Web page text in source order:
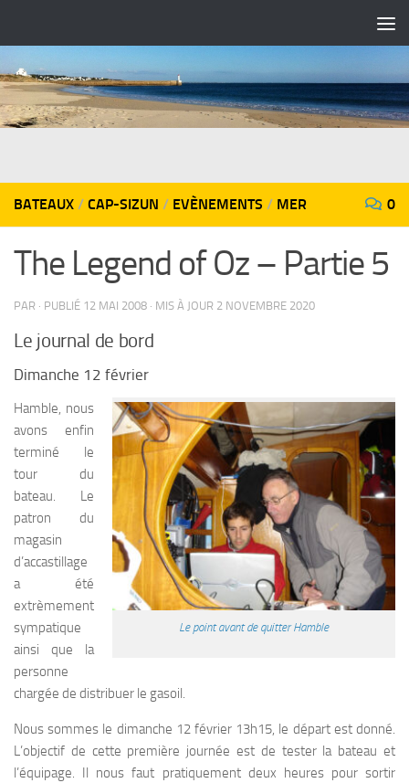
BATEAUX / CAP-SIZUN / EVÈNEMENTS / MER 0
The Legend of Oz – Partie 5
PAR · PUBLIÉ 12 MAI 2008 · MIS À JOUR 2 NOVEMBRE 2020
Le journal de bord
Dimanche 12 février
Le point avant de quitter Hamble
Hamble, nous
avons enfin
terminé le
tour du
bateau. Le
patron du
magasin
d’accastillage
a été
extrèmement
sympatique
ainsi que la
personne
chargée de distribuer le gasoil.
Nous sommes le dimanche 12 février 13h15, le départ est donné.
L’objectif de cette première journée est de tester la bateau et
l’équipage. Il nous faut pratiquement deux heures pour sortir